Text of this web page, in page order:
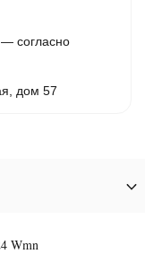
согласно
дом 57
Wmn